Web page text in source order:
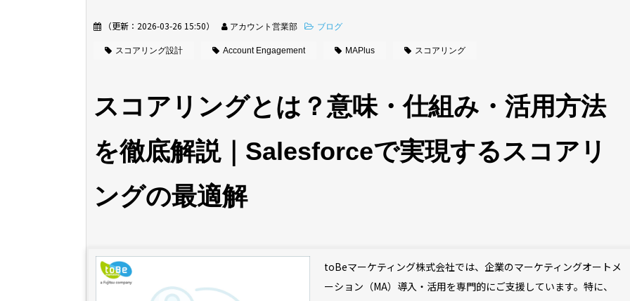
（更新： 2026-03-26 15:50） アカウント営業部 ブログ
スコアリング設計 Account Engagement MAPlus スコアリング
スコアリングとは？意味・仕組み・活用方法
を徹底解説｜Salesforceで実現するスコアリ
ングの最適解
toBeマーケティング株式会社では、企業のマーケティングオートメ
ーション（MA）導入・活用を専門的にご支援しています。特に、